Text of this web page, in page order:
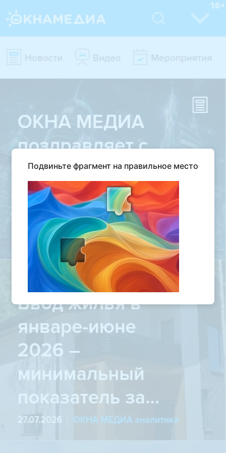
Подвиньте фрагмент на правильное место